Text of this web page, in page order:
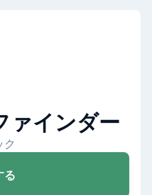
ァインダー
る